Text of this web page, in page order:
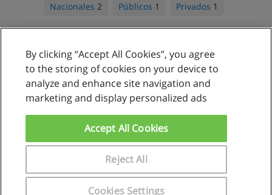
Nacionales 2 Públicos 1 Privados 1
Reglas de uso
Privacidad de datos
www.educaedu.com.pe
By clicking “Accept All Cookies”, you agree
to the storing of cookies on your device to
analyze and enhance site navigation and
marketing and display personalized ads
Cookies Settings
Reject All
Accept All Cookies